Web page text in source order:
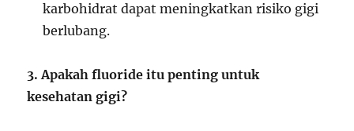
karbohidrat dapat meningkatkan risiko gigi
berlubang.
3. Apakah fluoride itu penting untuk
kesehatan gigi?